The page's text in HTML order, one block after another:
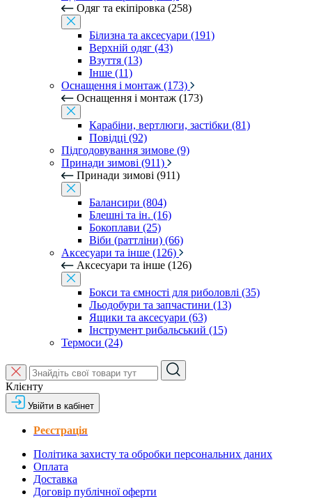
Одяг та екіпіровка (258)
Білизна та аксесуари (191)
Верхній одяг (43)
Взуття (13)
Інше (11)
Оснащення і монтаж (173)
Оснащення і монтаж (173)
Карабіни, вертлюги, застібки (81)
Повідці (92)
Підгодовування зимове (9)
Принади зимові (911)
Принади зимові (911)
Балансири (804)
Блешні та ін. (16)
Бокоплави (25)
Віби (раттліни) (66)
Аксесуари та інше (126)
Аксесуари та інше (126)
Бокси та ємності для риболовлі (35)
Льодобури та запчастини (13)
Ящики та аксесуари (63)
Інструмент рибальський (15)
Термоси (24)
Клієнту
Увійти в кабінет
Реєстрація
Політика захисту та обробки персональних даних
Оплата
Доставка
Договір публічної оферти